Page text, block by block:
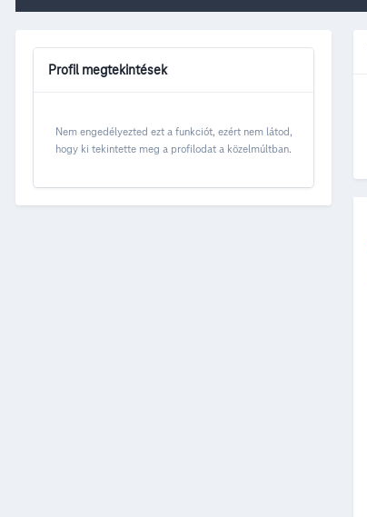
Profil megtekintések
Nem engedélyezted ezt a funkciót, ezért nem látod,
hogy ki tekintette meg a profilodat a közelmúltban.